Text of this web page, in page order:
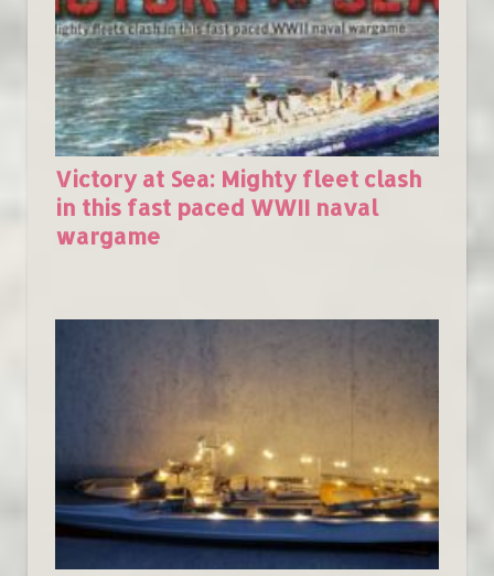
Victory at Sea: Mighty fleet clash
in this fast paced WWII naval
wargame